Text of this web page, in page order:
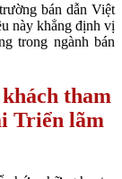
bán dẫn Việt
này khẳng định vị
trong ngành bán
tham
Triển lãm